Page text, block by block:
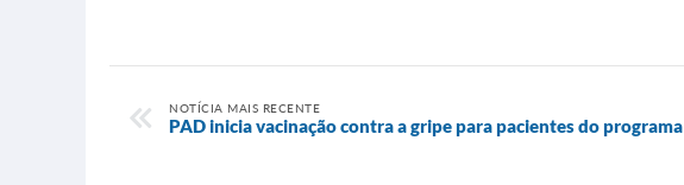
NOTÍCIA MAIS RECENTE
PAD inicia vacinação contra a gripe para pacientes do programa